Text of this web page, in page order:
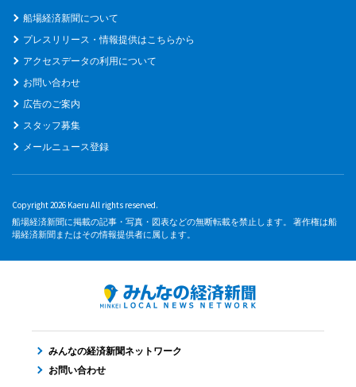
船場経済新聞について
プレスリリース・情報提供はこちらから
アクセスデータの利用について
お問い合わせ
広告のご案内
スタッフ募集
メールニュース登録
Copyright 2026 Kaeru All rights reserved.
船場経済新聞に掲載の記事・写真・図表などの無断転載を禁止します。 著作権は船
場経済新聞またはその情報提供者に属します。
みんなの経済新聞ネットワーク
お問い合わせ